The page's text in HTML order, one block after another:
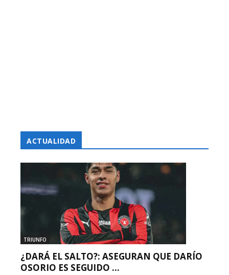
ACTUALIDAD
TRIUNFO
¿DARÁ EL SALTO?: ASEGURAN QUE DARÍO
OSORIO ES SEGUIDO ...